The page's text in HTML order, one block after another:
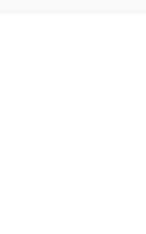
Progressive
del
Aircross 2017,
vídeo